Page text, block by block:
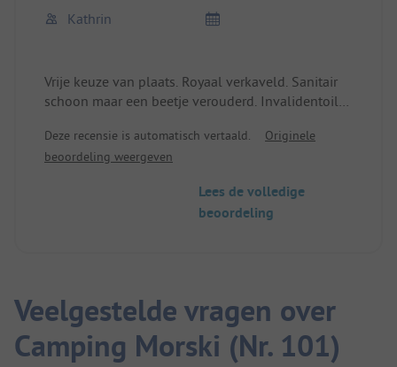
Kathrin
Vrije keuze van plaats. Royaal verkaveld. Sanitair
schoon maar een beetje verouderd. Invalidentoilet
strand.
Deze recensie is automatisch vertaald.
Originele
beoordeling weergeven
Lees de volledige
beoordeling
Veelgestelde vragen over
Camping Morski (Nr. 101)